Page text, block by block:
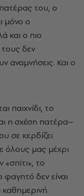
του, ο
μόνο ο
και ο πιο
δεν
αναμνήσεις. Και ο
παιχνίδι, το
η σχέση πατέρα–
σε κερδίζει
όλους μας μέχρι
το
φαγητό δεν είναι
καθημερινή